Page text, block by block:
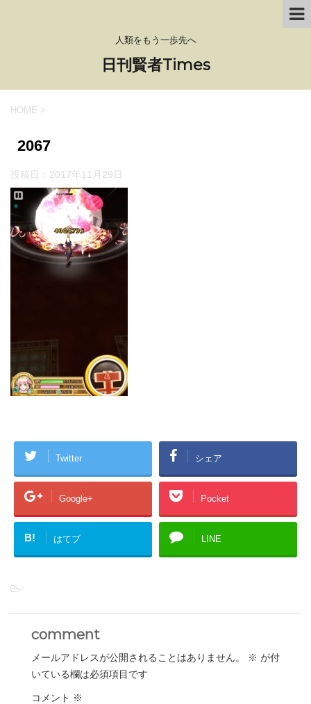
人類をもう一歩先へ
日刊賢者Times
HOME >
2067
投稿日： 2017年11月29日
Twitter シェア
Google+ Pocket
B! はてブ LINE
-
comment
メールアドレスが公開されることはありません。 ※ が付
いている欄は必須項目です
コメント ※